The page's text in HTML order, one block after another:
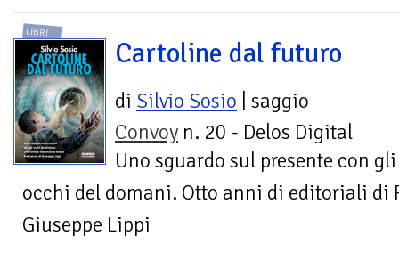
LIBRI
Cartoline dal futuro
di Silvio Sosio | saggio
Convoy n. 20 - Delos Digital
Uno sguardo sul presente con gli
occhi del domani. Otto anni di editoriali di
Giuseppe Lippi